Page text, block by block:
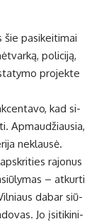
šie pa­si­kei­ti­mai
po­li­ci­ją,
pro­jek­te
kad si­
Ap­mau­džiau­sia,
ne­klau­sė.
ra­jo­nus
– at­kur­ti
da­bar siū­
Jo įsi­ti­ki­ni­